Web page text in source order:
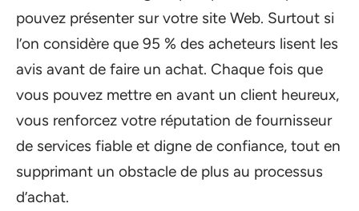
pouvez présenter sur votre site Web. Surtout si
l’on considère que 95 % des acheteurs lisent les
avis avant de faire un achat. Chaque fois que
vous pouvez mettre en avant un client heureux,
vous renforcez votre réputation de fournisseur
de services fiable et digne de confiance, tout en
supprimant un obstacle de plus au processus
d’achat.